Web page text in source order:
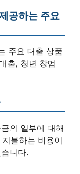
공하는 주요
주요 대출 상품
출, 청년 창업
의 일부에 대해
불하는 비용이
니다.